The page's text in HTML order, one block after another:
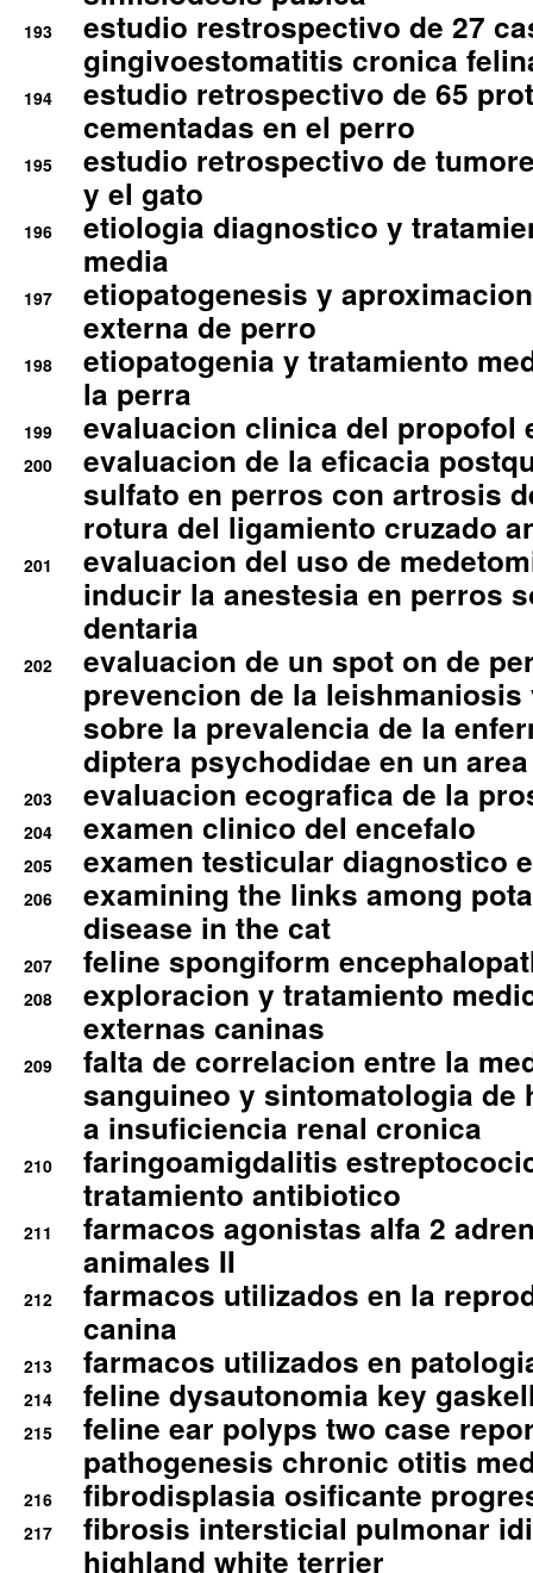
193
estudio restrospectivo de 27
gingivoestomatitis cronica
194
estudio retrospectivo de 65
cementadas en el perro
195
estudio retrospectivo de
y el gato
196
etiologia diagnostico y
media
197
etiopatogenesis y
externa de perro
198
etiopatogenia y tratamiento
la perra
199 evaluacion clinica del propofol
200
evaluacion de la eficacia
sulfato en perros con artrosis
rotura del ligamiento cruzado
201
evaluacion del uso de
inducir la anestesia en perros
dentaria
202
evaluacion de un spot on de
prevencion de la
sobre la prevalencia de la
diptera psychodidae en un
203 evaluacion ecografica de la
204 examen clinico del encefalo
205 examen testicular diagnostico
206
examining the links among
disease in the cat
207 feline spongiform
208
exploracion y tratamiento
externas caninas
209
falta de correlacion entre la
sanguineo y sintomatologia de
a insuficiencia renal cronica
210
faringoamigdalitis
tratamiento antibiotico
211
farmacos agonistas alfa 2
animales II
212
farmacos utilizados en la
canina
213 farmacos utilizados en
214 feline dysautonomia key
215
feline ear polyps two case
pathogenesis chronic otitis
216 fibrodisplasia osificante
217
fibrosis intersticial pulmonar
highland white terrier